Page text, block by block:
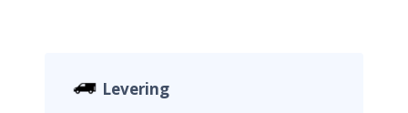
Levering